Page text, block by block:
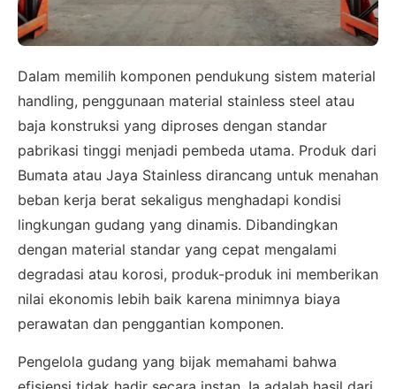
Dalam memilih komponen pendukung sistem material
handling, penggunaan material stainless steel atau
baja konstruksi yang diproses dengan standar
pabrikasi tinggi menjadi pembeda utama. Produk dari
Bumata atau Jaya Stainless dirancang untuk menahan
beban kerja berat sekaligus menghadapi kondisi
lingkungan gudang yang dinamis. Dibandingkan
dengan material standar yang cepat mengalami
degradasi atau korosi, produk-produk ini memberikan
nilai ekonomis lebih baik karena minimnya biaya
perawatan dan penggantian komponen.
Pengelola gudang yang bijak memahami bahwa
SALES ASSISTANCE